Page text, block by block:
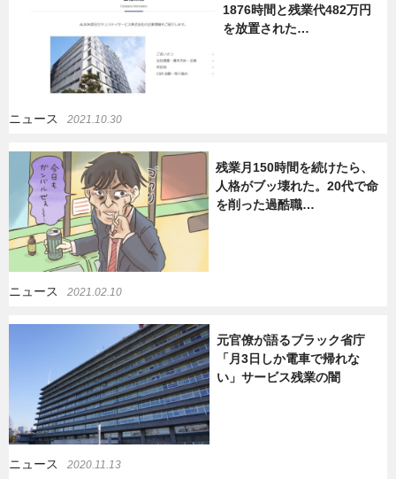
1876時間と残業代482万円
を放置された…
ニュース 2021.10.30
残業月150時間を続けたら、
人格がブッ壊れた。20代で命
を削った過酷職…
ニュース 2021.02.10
元官僚が語るブラック省庁
「月3日しか電車で帰れな
い」サービス残業の闇
ニュース 2020.11.13